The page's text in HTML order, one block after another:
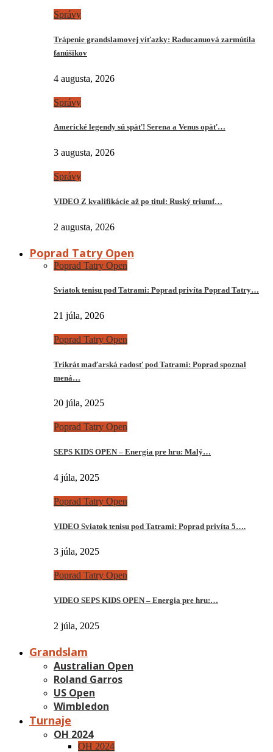
Správy
Trápenie grandslamovej víťazky: Raducanuová zarmútila
fanúšikov
4 augusta, 2026
Správy
Americké legendy sú späť! Serena a Venus opäť…
3 augusta, 2026
Správy
VIDEO Z kvalifikácie až po titul: Ruský triumf…
2 augusta, 2026
Poprad Tatry Open
Poprad Tatry Open
Sviatok tenisu pod Tatrami: Poprad privíta Poprad Tatry…
21 júla, 2026
Poprad Tatry Open
Trikrát maďarská radosť pod Tatrami: Poprad spoznal
mená…
20 júla, 2025
Poprad Tatry Open
SEPS KIDS OPEN – Energia pre hru: Malý…
4 júla, 2025
Poprad Tatry Open
VIDEO Sviatok tenisu pod Tatrami: Poprad privíta 5….
3 júla, 2025
Poprad Tatry Open
VIDEO SEPS KIDS OPEN – Energia pre hru:…
2 júla, 2025
Grandslam
Australian Open
Roland Garros
US Open
Wimbledon
Turnaje
OH 2024
OH 2024